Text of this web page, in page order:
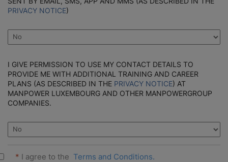
PRIVACY NOTICE)
I GIVE PERMISSION TO USE MY CONTACT DETAILS TO
PROVIDE ME WITH ADDITIONAL TRAINING AND CAREER
PLANS (AS DESCRIBED IN THE PRIVACY NOTICE) AT
MANPOWER LUXEMBOURG AND OTHER MANPOWERGROUP
COMPANIES.
* I agree to the Terms and Conditions.